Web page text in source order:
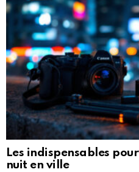
Les indispensables
nuit en ville